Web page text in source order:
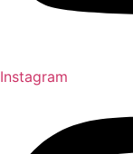
Instagram